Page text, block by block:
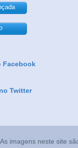
Facebook
Twitter
. As imagens neste site